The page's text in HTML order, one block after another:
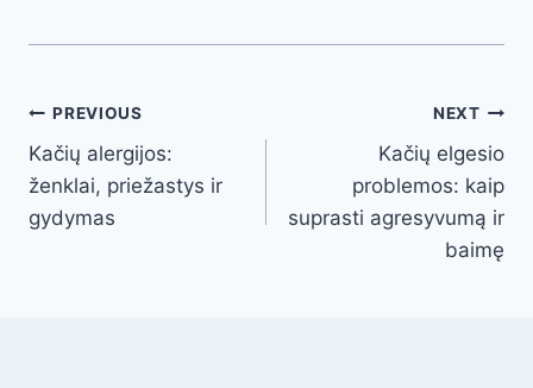
Post
navigation
PREVIOUS
Kačių alergijos:
ženklai, priežastys ir
gydymas
NEXT
Kačių elgesio
problemos: kaip
suprasti agresyvumą ir
baimę